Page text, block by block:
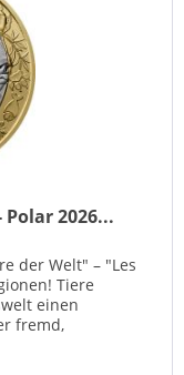
2026...
der Welt" – "Les
Tiere
einen
fremd,